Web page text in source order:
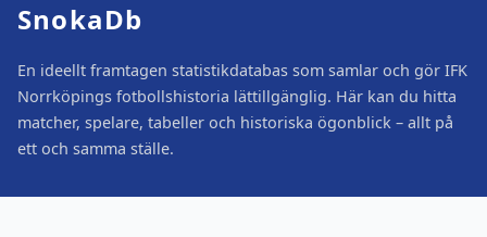
SnokaDb
En ideellt framtagen statistikdatabas som samlar och gör IFK
Norrköpings fotbollshistoria lättillgänglig. Här kan du hitta
matcher, spelare, tabeller och historiska ögonblick – allt på
ett och samma ställe.